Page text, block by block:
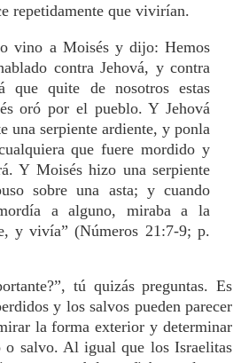
repetidamente que vivirían.
vino a Moisés y dijo: Hemos
contra Jehová, y contra
que quite de nosotros estas
oró por el pueblo. Y Jehová
una serpiente ardiente, y ponla
que fuere mordido y
Y Moisés hizo una serpiente
sobre una asta; y cuando
a alguno, miraba a la
y vivía” (Números 21:7-9; p.
tú quizás preguntas. Es
y los salvos pueden parecer
la forma exterior y determinar
o salvo. Al igual que los Israelitas